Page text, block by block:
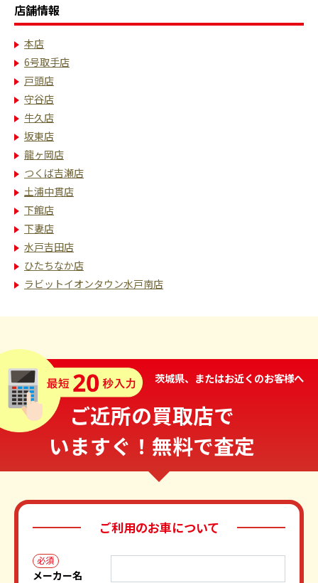
店舗情報
本店
6号取手店
戸頭店
守谷店
牛久店
坂東店
龍ヶ岡店
つくば吉瀬店
土浦中貫店
下館店
下妻店
水戸吉田店
ひたちなか店
ラビットイオンタウン水戸南店
茨城県、またはお近くのお客様へ
ご近所の買取店で
いますぐ！無料で査定
ご利用のお車について
必須
メーカー名